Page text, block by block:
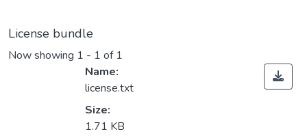
License bundle
Now showing 1 - 1 of 1
Name:
license.txt
Size:
1.71 KB